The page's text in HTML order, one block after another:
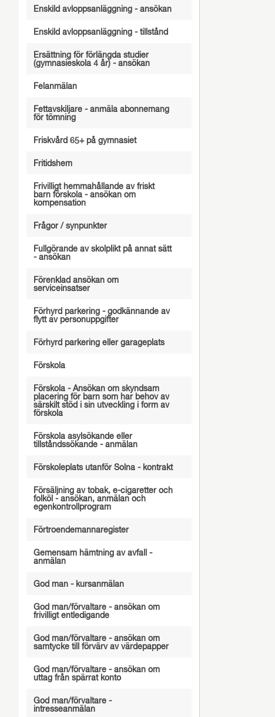
Enskild avloppsanläggning - ansökan
Enskild avloppsanläggning - tillstånd
Ersättning för förlängda studier
(gymnasieskola 4 år) - ansökan
Felanmälan
Fettavskiljare - anmäla abonnemang
för tömning
Friskvård 65+ på gymnasiet
Fritidshem
Frivilligt hemmahållande av friskt
barn förskola - ansökan om
kompensation
Frågor / synpunkter
Fullgörande av skolplikt på annat sätt
- ansökan
Förenklad ansökan om
serviceinsatser
Förhyrd parkering - godkännande av
flytt av personuppgifter
Förhyrd parkering eller garageplats
Förskola
Förskola - Ansökan om skyndsam
placering för barn som har behov av
särskilt stöd i sin utveckling i form av
förskola
Förskola asylsökande eller
tillståndssökande - anmälan
Förskoleplats utanför Solna - kontrakt
Försäljning av tobak, e-cigaretter och
folköl - ansökan, anmälan och
egenkontrollprogram
Förtroendemannaregister
Gemensam hämtning av avfall -
anmälan
God man - kursanmälan
God man/förvaltare - ansökan om
frivilligt entledigande
God man/förvaltare - ansökan om
samtycke till förvärv av värdepapper
God man/förvaltare - ansökan om
uttag från spärrat konto
God man/förvaltare -
intresseanmälan